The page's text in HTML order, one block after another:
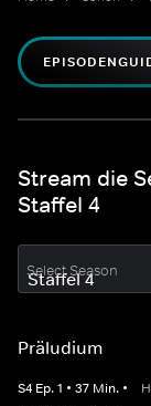
Stream die
Staffel 4
Select Season
Präludium
S4 Ep.1 • 37 Min. •